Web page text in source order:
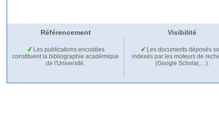
Référencement Visibilité
Les publications encodées
constituent la bibliographie académique
de l'Université.
Les documents déposés
indexés par les moteurs de
(Google Scholar,…).